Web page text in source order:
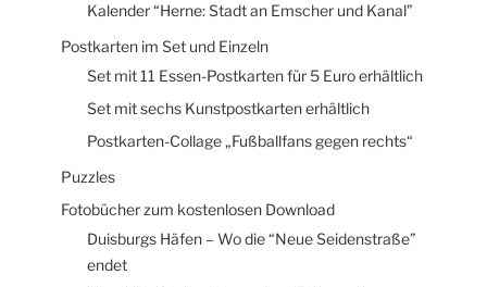
Kalender “Herne: Stadt an Emscher und Kanal”
Postkarten im Set und Einzeln
Set mit 11 Essen-Postkarten für 5 Euro erhältlich
Set mit sechs Kunstpostkarten erhältlich
Postkarten-Collage „Fußballfans gegen rechts“
Puzzles
Fotobücher zum kostenlosen Download
Duisburgs Häfen – Wo die “Neue Seidenstraße”
endet